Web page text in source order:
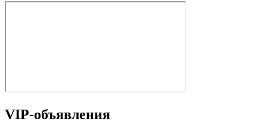
VIP-объявления